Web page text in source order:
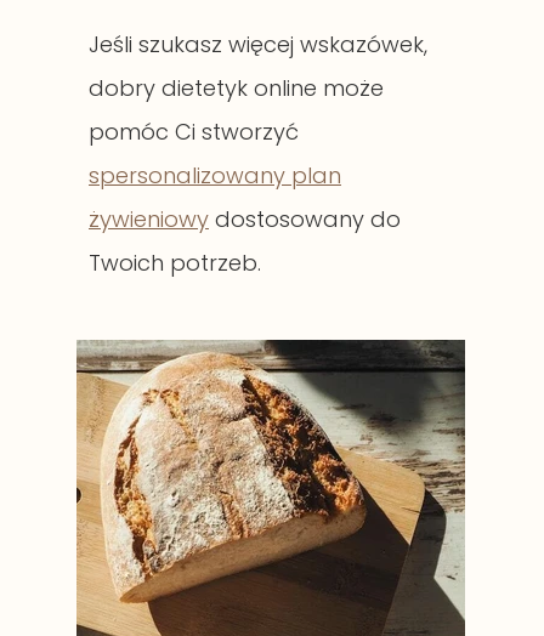
Jeśli szukasz więcej wskazówek,
dobry dietetyk online może
pomóc Ci stworzyć
spersonalizowany plan
żywieniowy dostosowany do
Twoich potrzeb.